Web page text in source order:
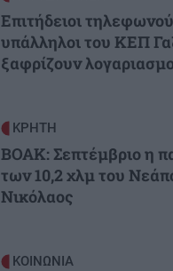
Επιτήδειοι
υπάλληλοι του ΚΕΠ
ξαφρίζουν
ΚΡΗΤΗ
ΒΟΑΚ: Σεπτέμβριο η
των 10,2 χλμ του
Νικόλαος
ΚΟΙΝΩΝΙΑ